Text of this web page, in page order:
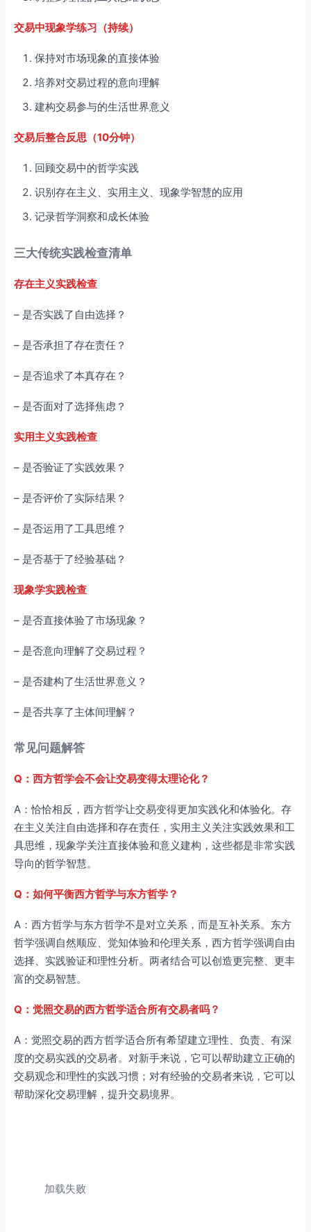
交易中现象学练习（持续）
保持对市场现象的直接体验
培养对交易过程的意向理解
建构交易参与的生活世界意义
交易后整合反思（10分钟）
回顾交易中的哲学实践
识别存在主义、实用主义、现象学智慧的应用
记录哲学洞察和成长体验
三大传统实践检查清单
存在主义实践检查
– 是否实践了自由选择？
– 是否承担了存在责任？
– 是否追求了本真存在？
– 是否面对了选择焦虑？
实用主义实践检查
– 是否验证了实践效果？
– 是否评价了实际结果？
– 是否运用了工具思维？
– 是否基于了经验基础？
现象学实践检查
– 是否直接体验了市场现象？
– 是否意向理解了交易过程？
– 是否建构了生活世界意义？
– 是否共享了主体间理解？
常见问题解答
Q：西方哲学会不会让交易变得太理论化？
A：恰恰相反，西方哲学让交易变得更加实践化和体验化。存
在主义关注自由选择和存在责任，实用主义关注实践效果和工
具思维，现象学关注直接体验和意义建构，这些都是非常实践
导向的哲学智慧。
Q：如何平衡西方哲学与东方哲学？
A：西方哲学与东方哲学不是对立关系，而是互补关系。东方
哲学强调自然顺应、觉知体验和伦理关系，西方哲学强调自由
选择、实践验证和理性分析。两者结合可以创造更完整、更丰
富的交易智慧。
Q：觉照交易的西方哲学适合所有交易者吗？
A：觉照交易的西方哲学适合所有希望建立理性、负责、有深
度的交易实践的交易者。对新手来说，它可以帮助建立正确的
交易观念和理性的实践习惯；对有经验的交易者来说，它可以
帮助深化交易理解，提升交易境界。
加载失败